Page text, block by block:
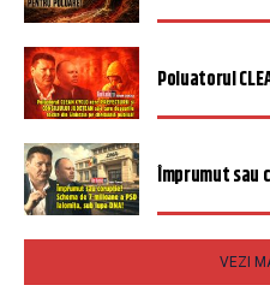
Poluatorul
Împrumut sau
VEZI